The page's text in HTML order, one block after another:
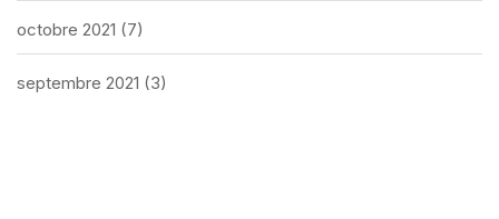
octobre 2021 (7)
septembre 2021 (3)